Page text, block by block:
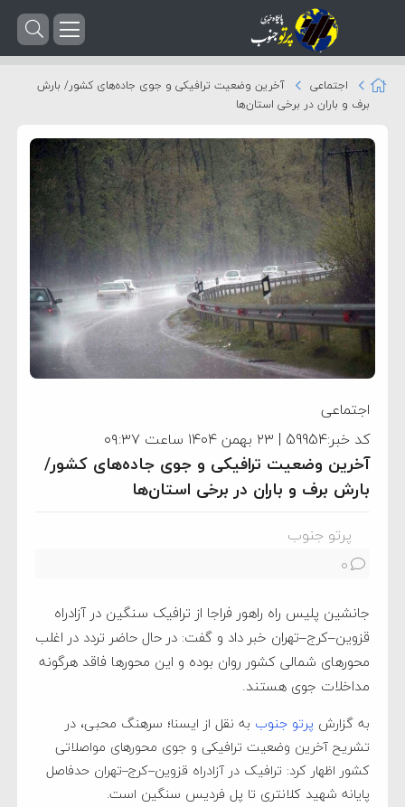
اجتماعی
آخرین وضعیت ترافیکی و جوی جاده‌های کشور/ بارش
برف و باران در برخی استان‌ها
اجتماعی
کد خبر:59954 | ۲۳ بهمن ۱۴۰۴ ساعت ۰۹:۳۷
آخرین وضعیت ترافیکی و جوی جاده‌های کشور/
بارش برف و باران در برخی استان‌ها
پرتو جنوب
0
جانشین پلیس راه راهور فراجا از ترافیک سنگین در آزادراه
قزوین–کرج–تهران خبر داد و گفت: در حال حاضر تردد در اغلب
محورهای شمالی کشور روان بوده و این محورها فاقد هرگونه
مداخلات جوی هستند.
به گزارش پرتو جنوب به نقل از ایسنا؛ سرهنگ محبی، در
تشریح آخرین وضعیت ترافیکی و جوی محورهای مواصلاتی
کشور اظهار کرد: ترافیک در آزادراه قزوین–کرج–تهران حدفاصل
پایانه شهید کلانتری تا پل فردیس سنگین است.